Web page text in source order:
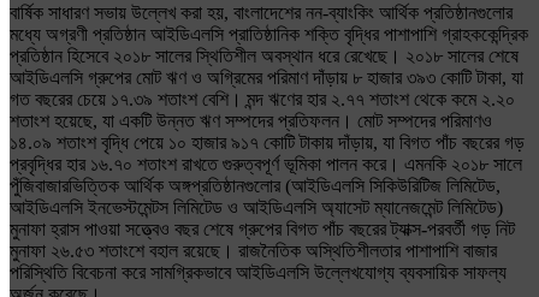
বার্ষিক সাধারণ সভায় উল্লেখ করা হয়, বাংলাদেশের নন-ব্যাংকিং আর্থিক প্রতিষ্ঠানগুলোর
মধ্যে অগ্রণী প্রতিষ্ঠান আইডিএলসি প্রাতিষ্ঠানিক শক্তি বৃদ্ধির পাশাপাশি গ্রাহককেন্দ্রিক
প্রতিষ্ঠান হিসেবে ২০১৮ সালের স্থিতিশীল অবস্থান ধরে রেখেছে। ২০১৮ সালের শেষে
আইডিএলসি গ্রুপের মোট ঋণ ও অগ্রিমের পরিমাণ দাঁড়ায় ৮ হাজার ৩৯৩ কোটি টাকা, যা
গত বছরের চেয়ে ১৭.৩৯ শতাংশ বেশি। মন্দ ঋণের হার ২.৭৭ শতাংশ থেকে কমে ২.২০
শতাংশ হয়েছে, যা একটি উন্নত ঋণ সম্পদের প্রতিফলন। মোট সম্পদের পরিমাণও
১৪.০৯ শতাংশ বৃদ্ধি পেয়ে ১০ হাজার ৯১৭ কোটি টাকায় দাঁড়ায়, যা বিগত পাঁচ বছরের গড়
প্রবৃদ্ধির হার ১৬.৭০ শতাংশ রাখতে গুরুত্বপূর্ণ ভূমিকা পালন করে। এমনকি ২০১৮ সালে
পুঁজিবাজারভিত্তিক আর্থিক অঙ্গপ্রতিষ্ঠানগুলোর (আইডিএলসি সিকিউরিটিজ লিমিটেড,
আইডিএলসি ইনভেস্টমেন্টস লিমিটেড ও আইডিএলসি অ্যাসেট ম্যানেজমেন্ট লিমিটেড)
মুনাফা হ্রাস পাওয়া সত্ত্বেও বছর শেষে গ্রুপের বিগত পাঁচ বছরের ট্যাক্স-পরবর্তী গড় নিট
মুনাফা ২৬.৫৩ শতাংশে বহাল রয়েছে। রাজনৈতিক অস্থিতিশীলতার পাশাপাশি বাজার
পরিস্থিতি বিবেচনা করে সামগ্রিকভাবে আইডিএলসি উল্লেখযোগ্য ব্যবসায়িক সাফল্য